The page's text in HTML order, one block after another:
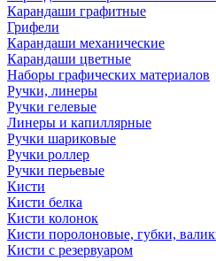
Карандаши графитные
Грифели
Карандаши механические
Карандаши цветные
Наборы графических материалов
Ручки, линеры
Ручки гелевые
Линеры и капиллярные
Ручки шариковые
Ручки роллер
Ручки перьевые
Кисти
Кисти белка
Кисти колонок
Кисти поролоновые, губки,
Кисти с резервуаром